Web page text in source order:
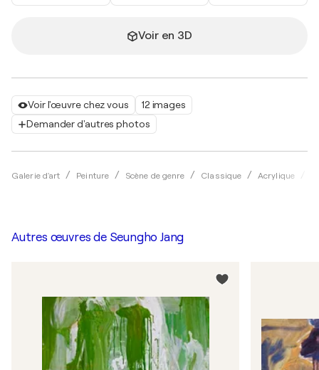
Voir l'œuvre chez vous
12 images
Demander d'autres photos
Galerie d'art Peinture Scène de genre Classique Acrylique
Voir en 3D
Autres œuvres de Seungho Jang